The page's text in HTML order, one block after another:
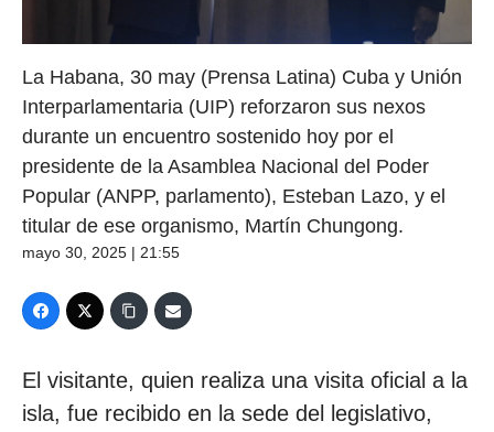
La Habana, 30 may (Prensa Latina) Cuba y Unión
Interparlamentaria (UIP) reforzaron sus nexos
durante un encuentro sostenido hoy por el
presidente de la Asamblea Nacional del Poder
Popular (ANPP, parlamento), Esteban Lazo, y el
titular de ese organismo, Martín Chungong.
mayo 30, 2025 | 21:55
El visitante, quien realiza una visita oficial a la
isla, fue recibido en la sede del legislativo,